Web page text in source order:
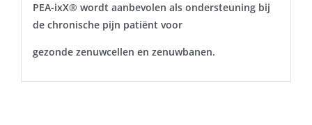
PEA-ixX® wordt aanbevolen als ondersteuning bij
de chronische pijn patiënt voor
gezonde zenuwcellen en zenuwbanen.